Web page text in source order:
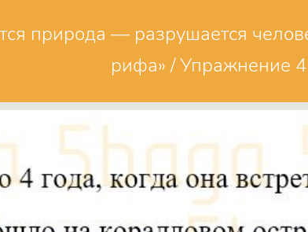
природа — разрушается
рифа» / Упражнение 4